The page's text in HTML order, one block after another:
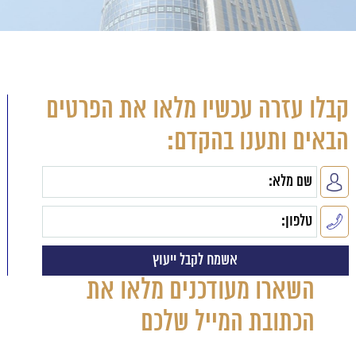
קבלו עזרה עכשיו מלאו את הפרטים
הבאים ותענו בהקדם:
השארו מעודכנים מלאו את
הכתובת המייל שלכם